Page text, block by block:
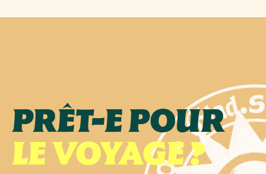
PRÊT-E POUR
LE VOYAGE ?